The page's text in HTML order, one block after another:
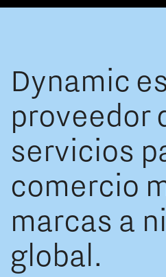
Dynamic
proveedor
servicios
comercio
marcas a
global.